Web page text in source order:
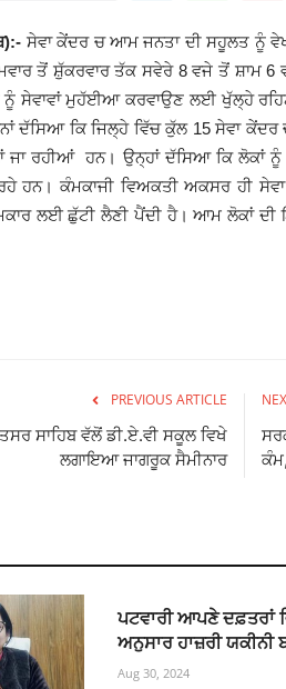
:- ਸੇਵਾ ਕੇਂਦਰ ਚ ਆਮ ਜਨਤਾ ਦੀ ਸਹੂਲਤ ਨੂੰ
ਤੋਂ ਸ਼ੁੱਕਰਵਾਰ ਤੱਕ ਸਵੇਰੇ 8 ਵਜੇ ਤੋਂ ਸ਼ਾਮ
ਸੇਵਾਵਾਂ ਮੁਹੱਈਆ ਕਰਵਾਉਣ ਲਈ ਖੁੱਲ੍ਹੇ
ਦੱਸਿਆ ਕਿ ਜਿਲ੍ਹੇ ਵਿੱਚ ਕੁੱਲ 15 ਸੇਵਾ
ਜਾ ਰਹੀਆਂ ਹਨ। ਉਨ੍ਹਾਂ ਦੱਸਿਆ ਕਿ
ਹਨ। ਕੰਮਕਾਜੀ ਵਿਅਕਤੀ ਅਕਸਰ ਹੀ
ਲਈ ਛੁੱਟੀ ਲੈਣੀ ਪੈਂਦੀ ਹੈ। ਆਮ ਲੋਕਾਂ
PREVIOUS ARTICLE
ਸਾਹਿਬ ਵੱਲੋਂ ਡੀ.ਏ.ਵੀ ਸਕੂਲ ਵਿਖੇ
ਲਗਾਇਆ ਜਾਗਰੂਕ ਸੈਮੀਨਾਰ
ਪਟਵਾਰੀ ਆਪਣੇ ਦਫ਼ਤਰਾਂ
ਅਨੁਸਾਰ ਹਾਜ਼ਰੀ ਯਕੀਨੀ
Aug 30, 2024